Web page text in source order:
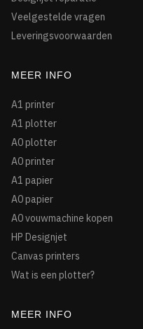
Veelgestelde vragen
Leveringsvoorwaarden
MEER INFO
A1 printer
A1 plotter
A0 plotter
A0 printer
A1 papier
A0 papier
A0 vouwmachine kopen
HP Designjet
Canvas printers
Wat is een plotter?
MEER INFO